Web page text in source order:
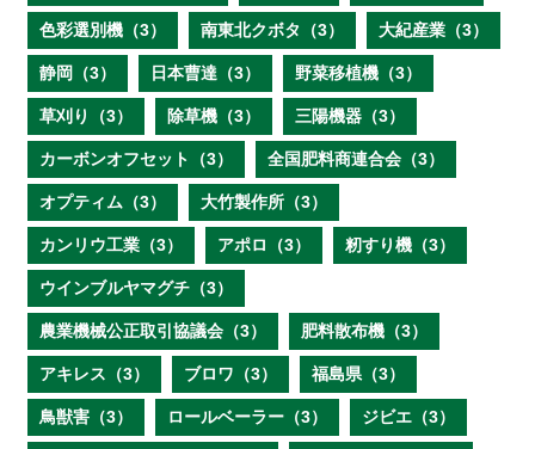
色彩選別機（3） 南東北クボタ（3） 大紀産業（3）
静岡（3） 日本曹達（3） 野菜移植機（3）
草刈り（3） 除草機（3） 三陽機器（3）
カーボンオフセット（3） 全国肥料商連合会（3）
オプティム（3） 大竹製作所（3）
カンリウ工業（3） アポロ（3） 籾すり機（3）
ウインブルヤマグチ（3）
農業機械公正取引協議会（3） 肥料散布機（3）
アキレス（3） ブロワ（3） 福島県（3）
鳥獣害（3） ロールベーラー（3） ジビエ（3）